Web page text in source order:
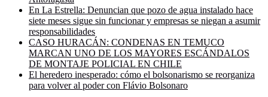
En La Estrella: Denuncian que pozo de agua instalado hace
siete meses sigue sin funcionar y empresas se niegan a asumir
responsabilidades
CASO HURACÁN: CONDENAS EN TEMUCO
MARCAN UNO DE LOS MAYORES ESCÁNDALOS
DE MONTAJE POLICIAL EN CHILE
El heredero inesperado: cómo el bolsonarismo se reorganiza
para volver al poder con Flávio Bolsonaro